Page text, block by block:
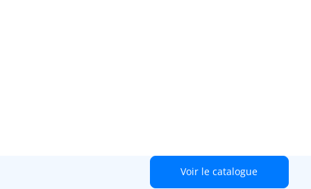
Voir le catalogue